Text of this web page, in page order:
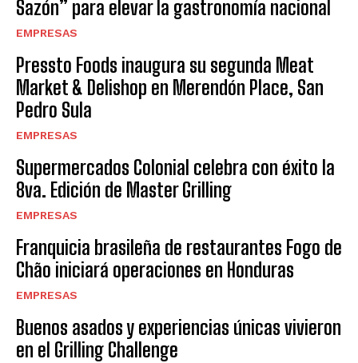
Sazón” para elevar la gastronomía nacional
EMPRESAS
Pressto Foods inaugura su segunda Meat
Market & Delishop en Merendón Place, San
Pedro Sula
EMPRESAS
Supermercados Colonial celebra con éxito la
8va. Edición de Master Grilling
EMPRESAS
Franquicia brasileña de restaurantes Fogo de
Chão iniciará operaciones en Honduras
EMPRESAS
Buenos asados y experiencias únicas vivieron
en el Grilling Challenge